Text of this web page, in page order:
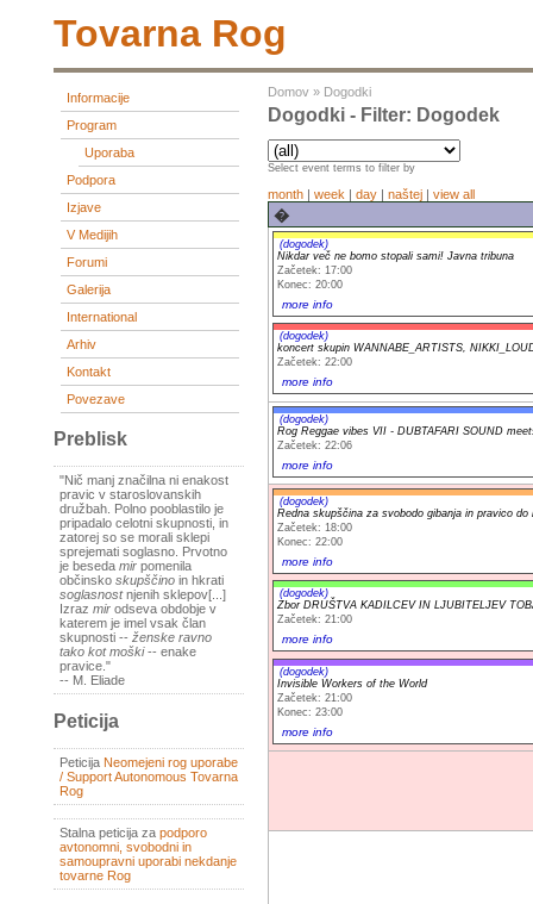
Tovarna Rog
Informacije
Program
Uporaba
Podpora
Izjave
V Medijih
Forumi
Galerija
International
Arhiv
Kontakt
Povezave
Preblisk
"Nič manj značilna ni enakost
pravic v staroslovanskih
družbah. Polno pooblastilo je
pripadalo celotni skupnosti, in
zatorej so se morali sklepi
sprejemati soglasno. Prvotno
je beseda mir pomenila
občinsko skupščino in hkrati
soglasnostnjenih sklepov[...]
Izraz mir odseva obdobje v
katerem je imel vsak član
skupnosti -- ženske ravno
tako kot moški-- enake
pravice."
-- M. Eliade
Peticija
Peticija Neomejeni rog uporabe
/ Support Autonomous Tovarna
Rog
Stalna peticija za podporo
avtonomni, svobodni in
samoupravni uporabi nekdanje
tovarne Rog
Domov » Dogodki
Dogodki - Filter: Dogodek
Select event terms to filter by
month | week | day | naštej | view all
�
(dogodek)
Nikdar več ne bomo stopali sami! Javna tribuna
Začetek: 17:00
Konec: 20:00
more info
(dogodek)
koncert skupin WANNABE_ARTISTS,
Začetek: 22:00
more info
(dogodek)
Rog Reggae vibes VII - DUBTAFARI SOUND
Začetek: 22:06
more info
(dogodek)
Redna skupščina za svobodo gibanja in pravico do
Začetek: 18:00
Konec: 22:00
more info
(dogodek)
Zbor DRUŠTVA KADILCEV IN LJUBITELJEV
Začetek: 21:00
more info
(dogodek)
Invisible Workers of the World
Začetek: 21:00
Konec: 23:00
more info